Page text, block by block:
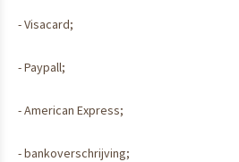
- Visacard;
- Paypall;
- American Express;
- bankoverschrijving;